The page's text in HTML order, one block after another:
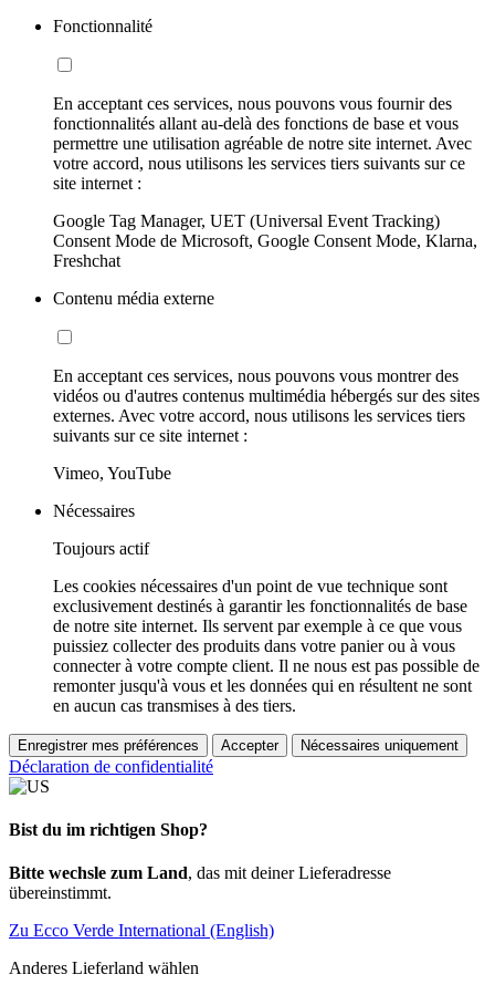
Fonctionnalité
En acceptant ces services, nous pouvons vous fournir des
fonctionnalités allant au-delà des fonctions de base et vous
permettre une utilisation agréable de notre site internet. Avec
votre accord, nous utilisons les services tiers suivants sur ce
site internet :
Google Tag Manager, UET (Universal Event Tracking)
Consent Mode de Microsoft, Google Consent Mode, Klarna,
Freshchat
Contenu média externe
En acceptant ces services, nous pouvons vous montrer des
vidéos ou d'autres contenus multimédia hébergés sur des sites
externes. Avec votre accord, nous utilisons les services tiers
suivants sur ce site internet :
Vimeo, YouTube
Nécessaires
Toujours actif
Les cookies nécessaires d'un point de vue technique sont
exclusivement destinés à garantir les fonctionnalités de base
de notre site internet. Ils servent par exemple à ce que vous
puissiez collecter des produits dans votre panier ou à vous
connecter à votre compte client. Il ne nous est pas possible de
remonter jusqu'à vous et les données qui en résultent ne sont
en aucun cas transmises à des tiers.
Enregistrer mes préférences Accepter Nécessaires uniquement
Déclaration de confidentialité
Bist du im richtigen Shop?
Bitte wechsle zum Land, das mit deiner Lieferadresse
übereinstimmt.
Zu Ecco Verde International (English)
Anderes Lieferland wählen